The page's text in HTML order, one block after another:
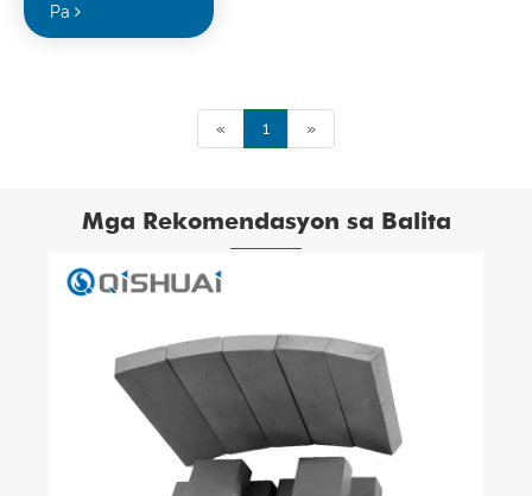
Pa
« 1 »
Mga Rekomendasyon sa Balita